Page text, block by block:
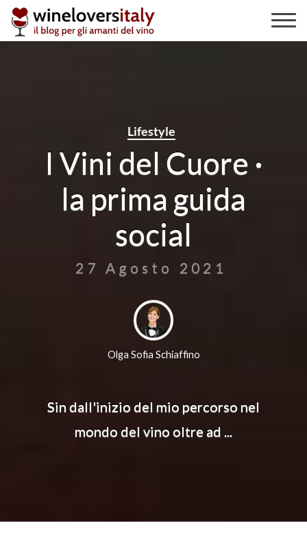
Skip
Lifestyle
I Vini del Cuore ·
la prima guida
social
27 Agosto 2021
Olga Sofia Schiaffino
Sin dall'inizio del mio percorso nel
mondo del vino oltre ad ...